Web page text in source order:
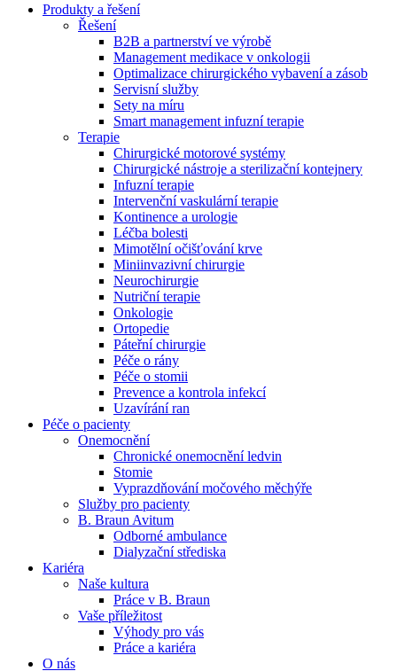
Produktový katalog​
Objevte naše produkty. Navštivte produktový katalog B.
Braun s našim kompletním produktovým portfoliem.
Odborné ambulance
Naše specializované ambulance jsou tu pro vás. Zvolte
specializaci a město, které potřebujete, a objednejte se do naší
ambulance.
Zůstaňte v dialogu s B. Braun. ​Kontaktujte nás.​
Produkty a řešení
Řešení
B2B a partnerství ve výrobě
Management medikace v onkologii
Optimalizace chirurgického vybavení a zásob
Servisní služby
Sety na míru
Smart management infuzní terapie​
Terapie
Chirurgické motorové systémy
Chirurgické nástroje a sterilizační kontejnery
Infuzní terapie
Intervenční vaskulární terapie
Kontinence a urologie
Léčba bolesti
Mimotělní očišťování krve
Miniinvazivní chirurgie
Neurochirurgie
Nutriční terapie
Onkologie
Ortopedie
Páteřní chirurgie
Péče o rány
Péče o stomii
Prevence a kontrola infekcí
Uzavírání ran
Péče o pacienty
Onemocnění
Chronické onemocnění ledvin
Stomie
Vyprazdňování močového měchýře
Služby pro pacienty
B. Braun Avitum
Odborné ambulance
Dialyzační střediska
Kariéra
Naše kultura
Práce v B. Braun
Vaše příležitost​
Výhody pro vás
Práce a kariéra
O nás